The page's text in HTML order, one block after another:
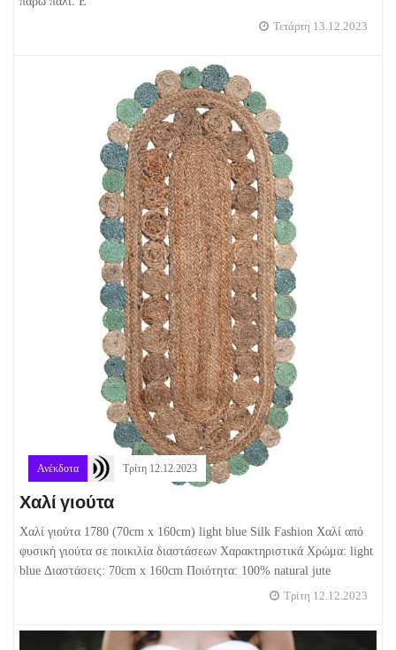
Τετάρτη 13.12.2023
Ανέκδοτα Τρίτη 12.12.2023
Χαλί γιούτα
Χαλί γιούτα 1780 (70cm x 160cm) light blue Silk Fashion Χαλί από
φυσική γιούτα σε ποικιλία διαστάσεων Χαρακτηριστικά Χρώμα: light
blue Διαστάσεις: 70cm x 160cm Ποιότητα: 100% natural jute
Τρίτη 12.12.2023